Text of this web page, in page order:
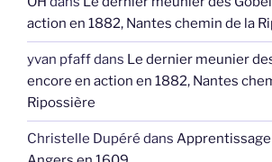
action en 1882, Nantes chemin de la
yvan pfaffdans Le dernier meunier
encore en action en 1882, Nantes
Ripossière
Christelle Dupéré dans Apprentissage